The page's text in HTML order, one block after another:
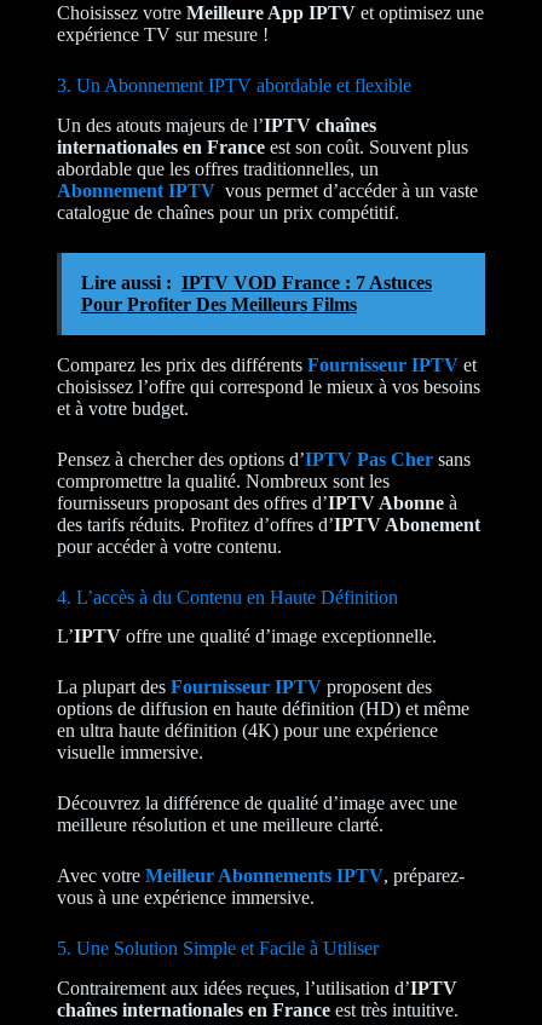
Choisissez votre Meilleure App IPTVet optimisez une
expérience TV sur mesure !
3. Un Abonnement IPTV abordable et flexible
Un des atouts majeurs de l’IPTV chaînes
internationales en Franceest son coût. Souvent plus
abordable que les offres traditionnelles, un
Abonnement IPTVvous permet d’accéder à un vaste
catalogue de chaînes pour un prix compétitif.
Lire aussi : IPTV VOD France : 7 Astuces
Pour Profiter Des Meilleurs Films
Comparez les prix des différents Fournisseur IPTVet
choisissez l’offre qui correspond le mieux à vos besoins
et à votre budget.
Pensez à chercher des options d’IPTV Pas Chersans
compromettre la qualité. Nombreux sont les
fournisseurs proposant des offres d’IPTV Abonneà
des tarifs réduits. Profitez d’offres d’IPTV Abonement
pour accéder à votre contenu.
4. L’accès à du Contenu en Haute Définition
L’IPTVoffre une qualité d’image exceptionnelle.
La plupart des Fournisseur IPTVproposent des
options de diffusion en haute définition (HD) et même
en ultra haute définition (4K) pour une expérience
visuelle immersive.
Découvrez la différence de qualité d’image avec une
meilleure résolution et une meilleure clarté.
Avec votre Meilleur Abonnements IPTV, préparez-
vous à une expérience immersive.
5. Une Solution Simple et Facile à Utiliser
Contrairement aux idées reçues, l’utilisation d’IPTV
chaînes internationales en Franceest très intuitive.